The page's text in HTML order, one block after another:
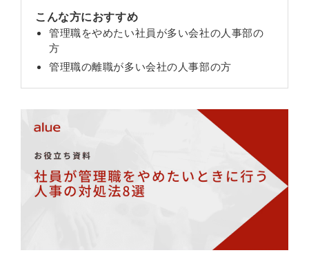
こんな方におすすめ
管理職をやめたい社員が多い会社の人事部の
方
管理職の離職が多い会社の人事部の方